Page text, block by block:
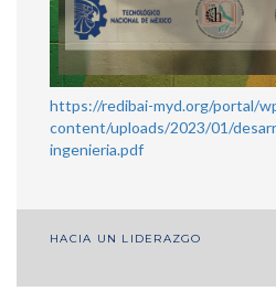
https://redibai-myd.org/portal/
content/uploads/2023/01/
ingenieria.pdf
Navegación
de
HACIA UN LIDERAZGO